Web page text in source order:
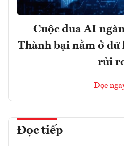
Cuộc đua AI
Thành bại nằm ở dữ
rủi
Đọc
Đọc tiếp